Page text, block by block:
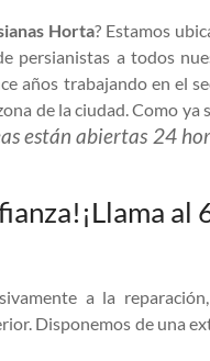
Horta? Estamos
persianistas a todos
años trabajando en el
de la ciudad. Como ya
están abiertas 24
al
a la
Disponemos de una